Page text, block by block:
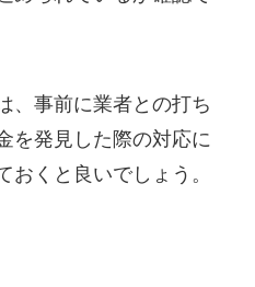
、事前に業者との打ち
を発見した際の対応に
おくと良いでしょう。